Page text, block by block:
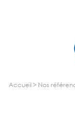
accueil> nos